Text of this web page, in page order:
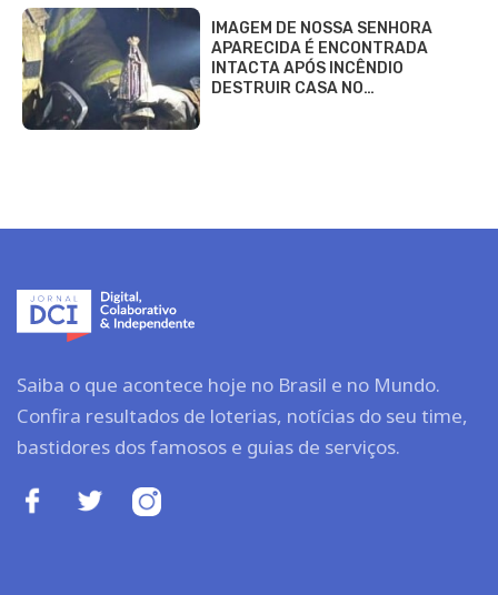
IMAGEM DE NOSSA SENHORA
APARECIDA É ENCONTRADA
INTACTA APÓS INCÊNDIO
DESTRUIR CASA NO…
Saiba o que acontece hoje no Brasil e no Mundo.
Confira resultados de loterias, notícias do seu time,
bastidores dos famosos e guias de serviços.